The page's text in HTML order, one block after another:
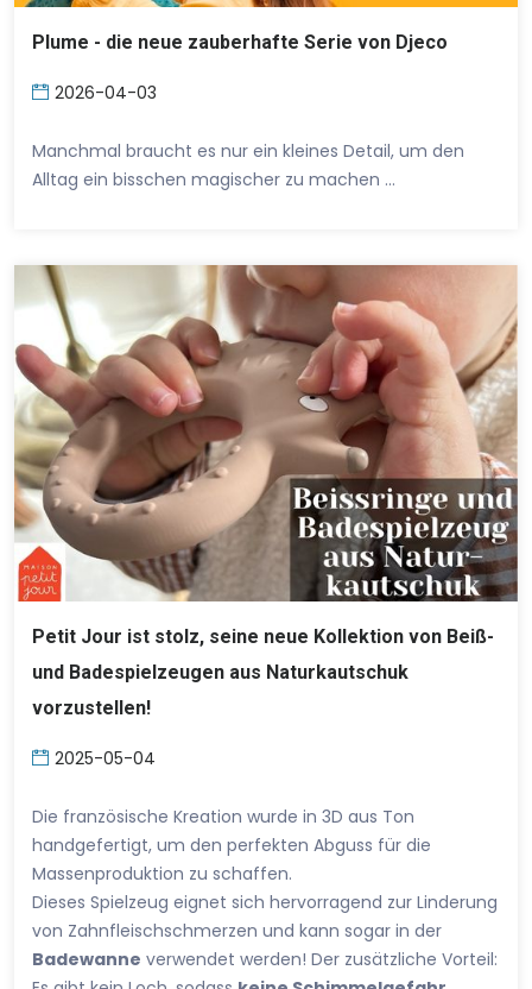
Plume - die neue zauberhafte Serie von Djeco
2026-04-03
Manchmal braucht es nur ein kleines Detail, um den
Alltag ein bisschen magischer zu machen …
Petit Jour ist stolz, seine neue Kollektion von Beiß-
und Badespielzeugen aus Naturkautschuk
vorzustellen!
2025-05-04
Die französische Kreation wurde in 3D aus Ton
handgefertigt, um den perfekten Abguss für die
Massenproduktion zu schaffen.
Dieses Spielzeug eignet sich hervorragend zur Linderung
von Zahnfleischschmerzen und kann sogar in der
Badewanne verwendet werden! Der zusätzliche Vorteil: